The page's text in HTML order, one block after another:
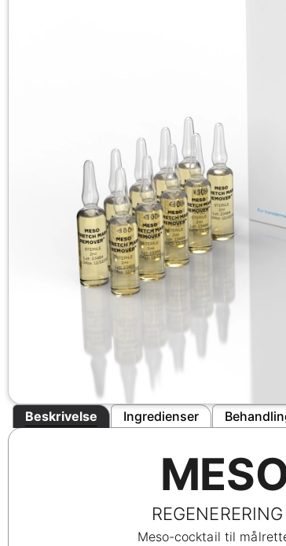
Beskrivelse Ingredienser
Meso-cocktail til